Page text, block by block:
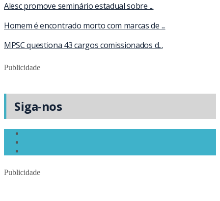
Alesc promove seminário estadual sobre ...
Homem é encontrado morto com marcas de ...
MPSC questiona 43 cargos comissionados d...
Publicidade
Siga-nos
Publicidade